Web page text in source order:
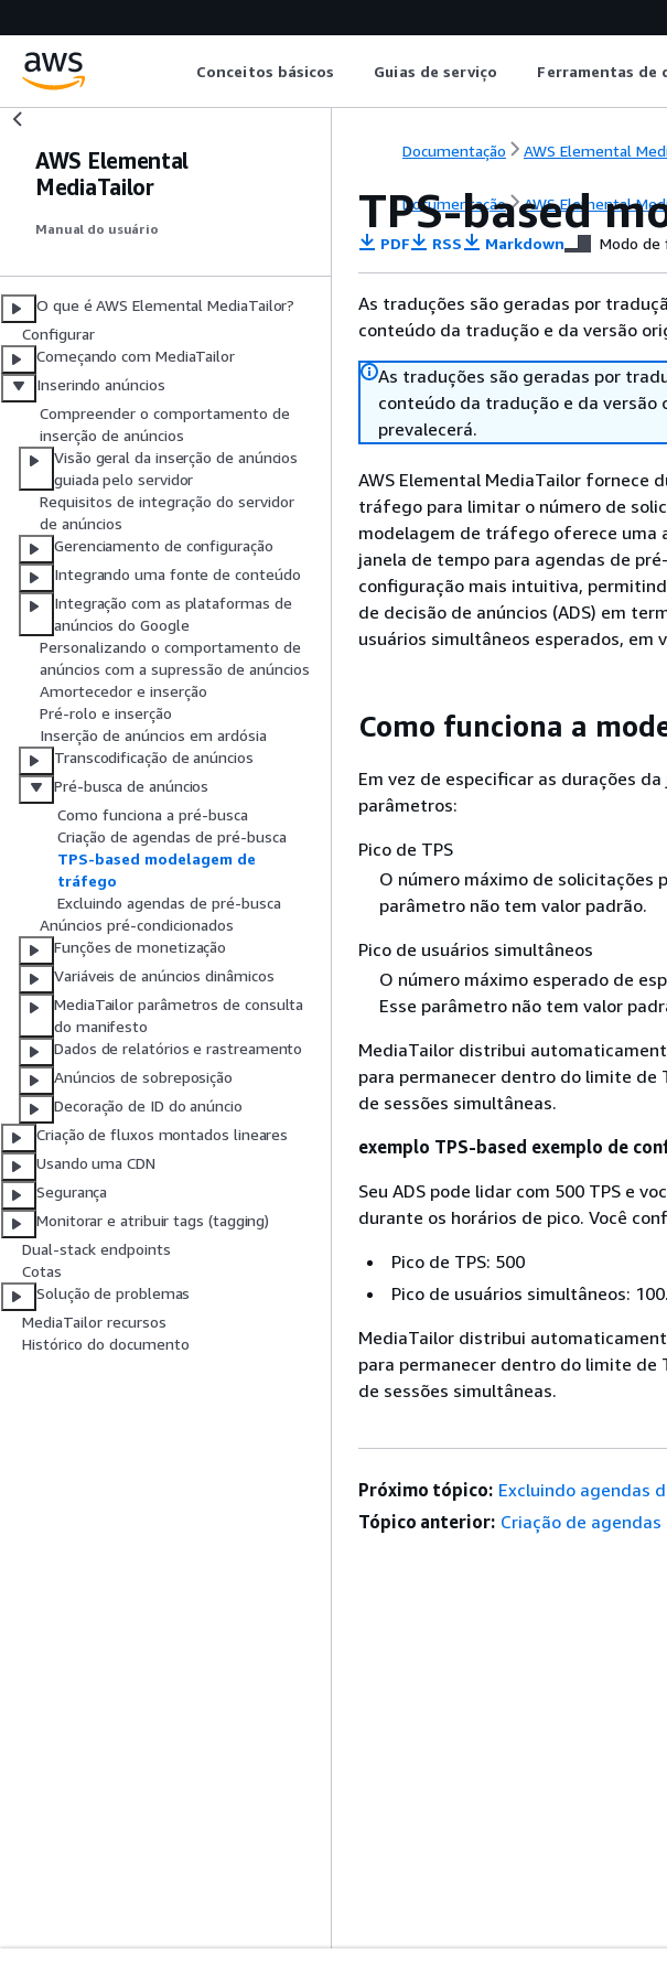
Conceitos básicos Guias de serviço Ferramentas de
AWS Elemental
MediaTailor
Manual do usuário
O que é AWS Elemental MediaTailor?
Configurar
Começando com MediaTailor
Inserindo anúncios
Compreender o comportamento de
inserção de anúncios
Visão geral da inserção de anúncios
guiada pelo servidor
Requisitos de integração do servidor
de anúncios
Gerenciamento de configuração
Integrando uma fonte de conteúdo
Integração com as plataformas de
anúncios do Google
Personalizando o comportamento de
anúncios com a supressão de anúncios
Amortecedor e inserção
Pré-rolo e inserção
Inserção de anúncios em ardósia
Transcodificação de anúncios
Pré-busca de anúncios
Como funciona a pré-busca
Criação de agendas de pré-busca
TPS-based modelagem de
tráfego
Excluindo agendas de pré-busca
Anúncios pré-condicionados
Funções de monetização
Variáveis de anúncios dinâmicos
MediaTailor parâmetros de consulta
do manifesto
Dados de relatórios e rastreamento
Anúncios de sobreposição
Decoração de ID do anúncio
Criação de fluxos montados lineares
Usando uma CDN
Segurança
Monitorar e atribuir tags (tagging)
Dual-stack endpoints
Cotas
Solução de problemas
MediaTailor recursos
Histórico do documento
Documentação AWS Elemental
Documentação AWS Elemental
TPS-based
PDF RSS Markdown Modo de
As traduções são geradas por
conteúdo da tradução e da versão
As traduções são geradas por
conteúdo da tradução e da versão
prevalecerá.
AWS Elemental MediaTailor fornece
tráfego para limitar o número de
modelagem de tráfego oferece uma
janela de tempo para agendas de
configuração mais intuitiva,
de decisão de anúncios (ADS) em
usuários simultâneos esperados, em
Como funciona a
Em vez de especificar as durações
parâmetros:
Pico de TPS
O número máximo de solicitações
parâmetro não tem valor padrão.
Pico de usuários simultâneos
O número máximo esperado de
Esse parâmetro não tem valor
MediaTailor distribui
para permanecer dentro do limite de
de sessões simultâneas.
exemplo TPS-based exemplo de
Seu ADS pode lidar com 500 TPS e
durante os horários de pico. Você
Pico de TPS: 500
Pico de usuários simultâneos:
MediaTailor distribui
para permanecer dentro do limite de
de sessões simultâneas.
Próximo tópico: Excluindo agendas
Tópico anterior: Criação de